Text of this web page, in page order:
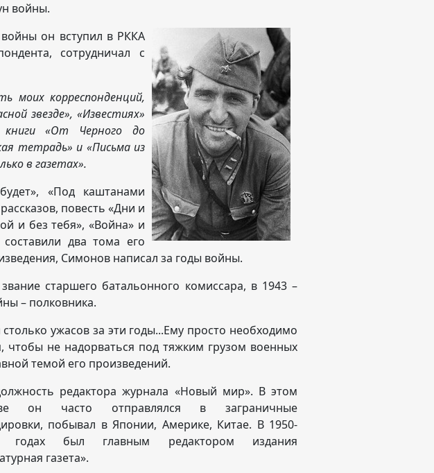
войны.
он вступил в РККА
сотрудничал с
моих корреспонденций,
звезде», «Известиях»
книги «От Черного до
тетрадь» и «Письма из
в газетах».
«Под каштанами
повесть «Дни и
и без тебя», «Война» и
два тома его
Симонов написал за годы войны.
старшего батальонного комиссара, в 1943 –
– полковника.
ужасов за эти годы...Ему просто необходимо
чтобы не надорваться под тяжким грузом военных
темой его произведений.
редактора журнала «Новый мир». В этом
он часто отправлялся в заграничные
побывал в Японии, Америке, Китае. В 1950-
годах был главным редактором издания
газета».